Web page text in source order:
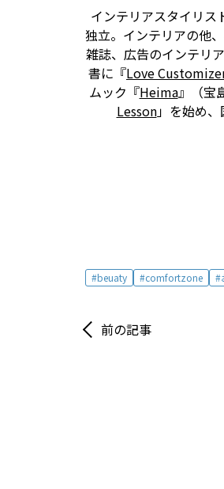
インテリアスタイリス
独立。インテリアの他
雑誌、広告のインテリ
書に『Love
ムック『Heima』（宝
Lesson」を始め、
beuaty comfortzone
前の記事